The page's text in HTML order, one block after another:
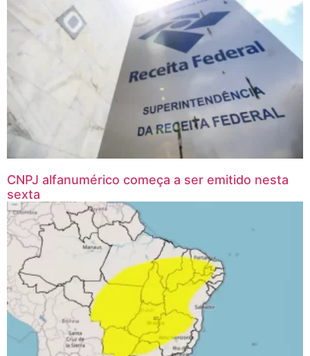
CNPJ alfanumérico começa a ser emitido nesta
sexta